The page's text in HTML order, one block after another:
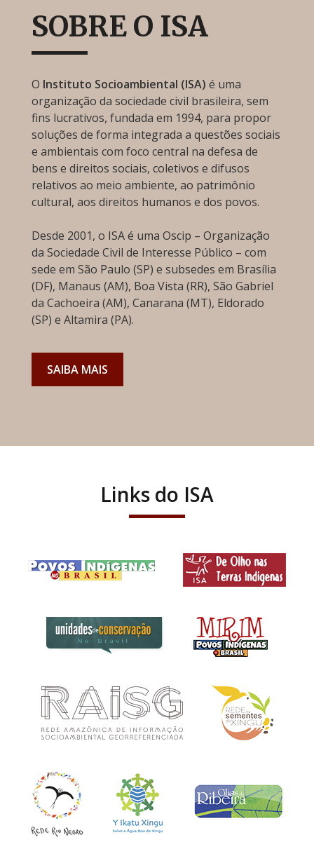
SOBRE O ISA
O Instituto Socioambiental (ISA) é uma
organização da sociedade civil brasileira, sem
fins lucrativos, fundada em 1994, para propor
soluções de forma integrada a questões sociais
e ambientais com foco central na defesa de
bens e direitos sociais, coletivos e difusos
relativos ao meio ambiente, ao patrimônio
cultural, aos direitos humanos e dos povos.
Desde 2001, o ISA é uma Oscip – Organização
da Sociedade Civil de Interesse Público – com
sede em São Paulo (SP) e subsedes em Brasília
(DF), Manaus (AM), Boa Vista (RR), São Gabriel
da Cachoeira (AM), Canarana (MT), Eldorado
(SP) e Altamira (PA).
SAIBA MAIS
Links do ISA